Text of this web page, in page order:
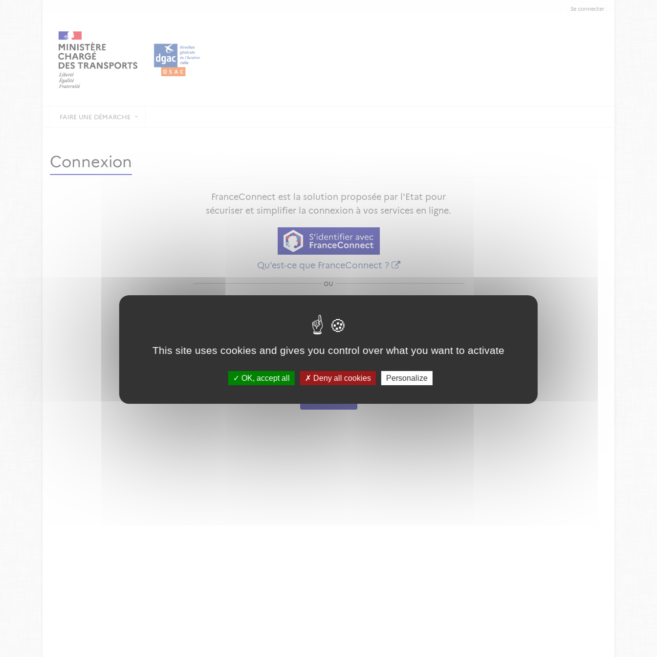
This site uses cookies and gives you control over what you want to activate
OK, accept all Deny all cookies Personalize
Se connecter
FAIRE UNE DÉMARCHE
Connexion
FranceConnect est la solution proposée par l'Etat pour
sécuriser et simplifier la connexion à vos services en ligne.
Qu'est-ce que FranceConnect ?
ou
Mot de passe
oublié ?
Je crée mon
compte